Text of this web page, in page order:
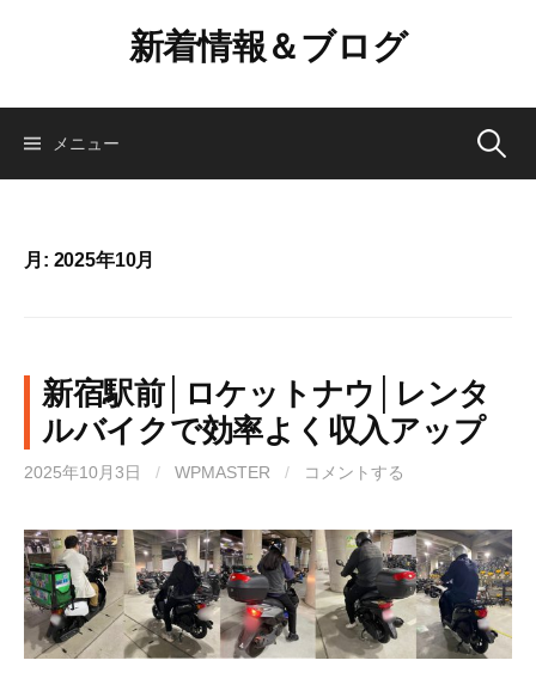
ン
新着情報＆ブログ
メニュー 検
月: 2025年10月
新宿駅前│ロケットナウ│レンタ
ルバイクで効率よく収入アップ
2025年10月3日 / WPMASTER / コメントする